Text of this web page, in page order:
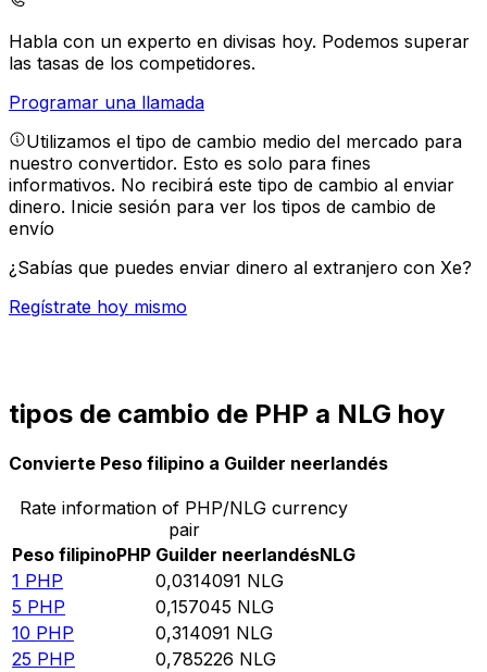
Habla con un experto en divisas hoy. Podemos superar
las tasas de los competidores.
Programar una llamada
Utilizamos el tipo de cambio medio del mercado para
nuestro convertidor. Esto es solo para fines
informativos. No recibirá este tipo de cambio al enviar
dinero. Inicie sesión para ver los tipos de cambio de
envío
¿Sabías que puedes enviar dinero al extranjero con Xe?
Regístrate hoy mismo
tipos de cambio de PHP a NLG hoy
Convierte Peso filipino a Guilder neerlandés
Rate information of PHP/NLG currency
pair
Peso filipinoPHP Guilder neerlandésNLG
1 PHP 0,0314091 NLG
5 PHP 0,157045 NLG
10 PHP 0,314091 NLG
25 PHP 0,785226 NLG